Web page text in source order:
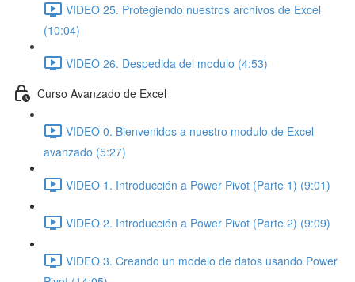
VIDEO 25. Protegiendo nuestros archivos de Excel
(10:04)
VIDEO 26. Despedida del modulo (4:53)
Curso Avanzado de Excel
VIDEO 0. Bienvenidos a nuestro modulo de Excel
avanzado (5:27)
VIDEO 1. Introducción a Power Pivot (Parte 1) (9:01)
VIDEO 2. Introducción a Power Pivot (Parte 2) (9:09)
VIDEO 3. Creando un modelo de datos usando Power